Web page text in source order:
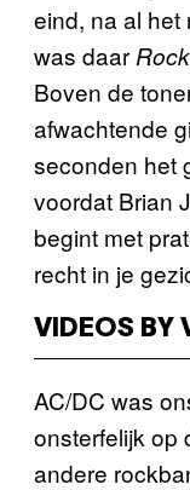
eind, na al
was daar
Boven de
afwachtende
seconden het
voordat Brian
begint met
recht in je
VIDEOS BY
AC/DC was
onsterfelijk op
andere